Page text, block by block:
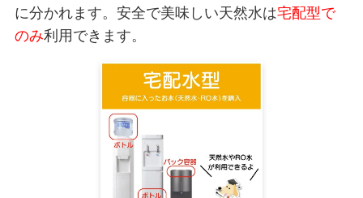
に分かれます。安全で美味しい天然水は宅配型で
のみ利用できます。